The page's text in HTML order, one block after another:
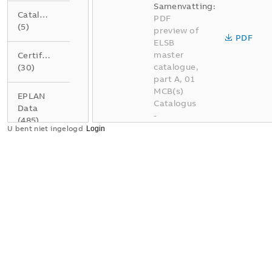
Catalogus
(5)
Certificaat
(30)
EPLAN
Data
(485)
Samenvatting:
PDF
preview of
ELSB
master
catalogue,
part A, 01
MCB(s)
Catalogus
-
PDF
U bent niet ingelogd